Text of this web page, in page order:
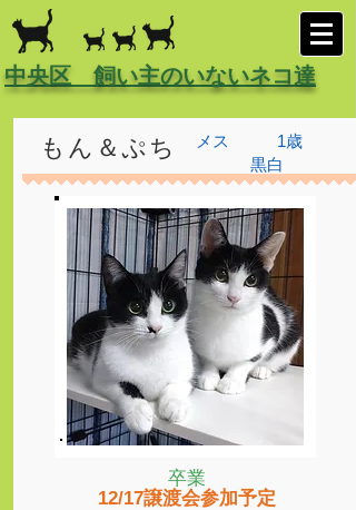
中央区 飼い主のいないネコ達
メス
もん＆ぷち
1歳
黒白
卒業
12/17譲渡会参加予定